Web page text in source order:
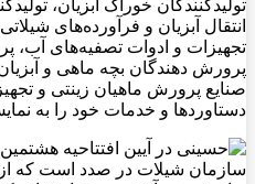
تولیدکنندگان خوراک آبزیان،
انتقال آبزیان و فرآورده‌های
تجهیزات و ادوات تصفیه‌های آب،
پرورش دهندگان بچه ماهی و
صنایع پرورش ماهیان زینتی و
دستاوردها و خدمات خود را به